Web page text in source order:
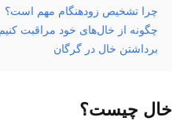
چرا تشخیص زودهنگام مهم است؟
چگونه از خال‌های خود مراقبت
برداشتن خال در گرگان
خال چیست؟